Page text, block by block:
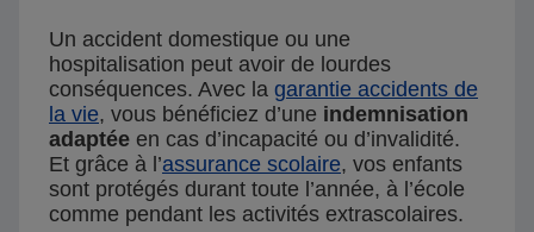
Un accident domestique ou une
hospitalisation peut avoir de lourdes
conséquences. Avec la garantie accidents de
la vie, vous bénéficiez d’une indemnisation
adaptée en cas d’incapacité ou d’invalidité.
Et grâce à l’assurance scolaire, vos enfants
sont protégés durant toute l’année, à l’école
comme pendant les activités extrascolaires.